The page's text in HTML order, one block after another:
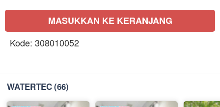
MASUKKAN KE KERANJANG
Kode: 308010052
WATERTEC(66)